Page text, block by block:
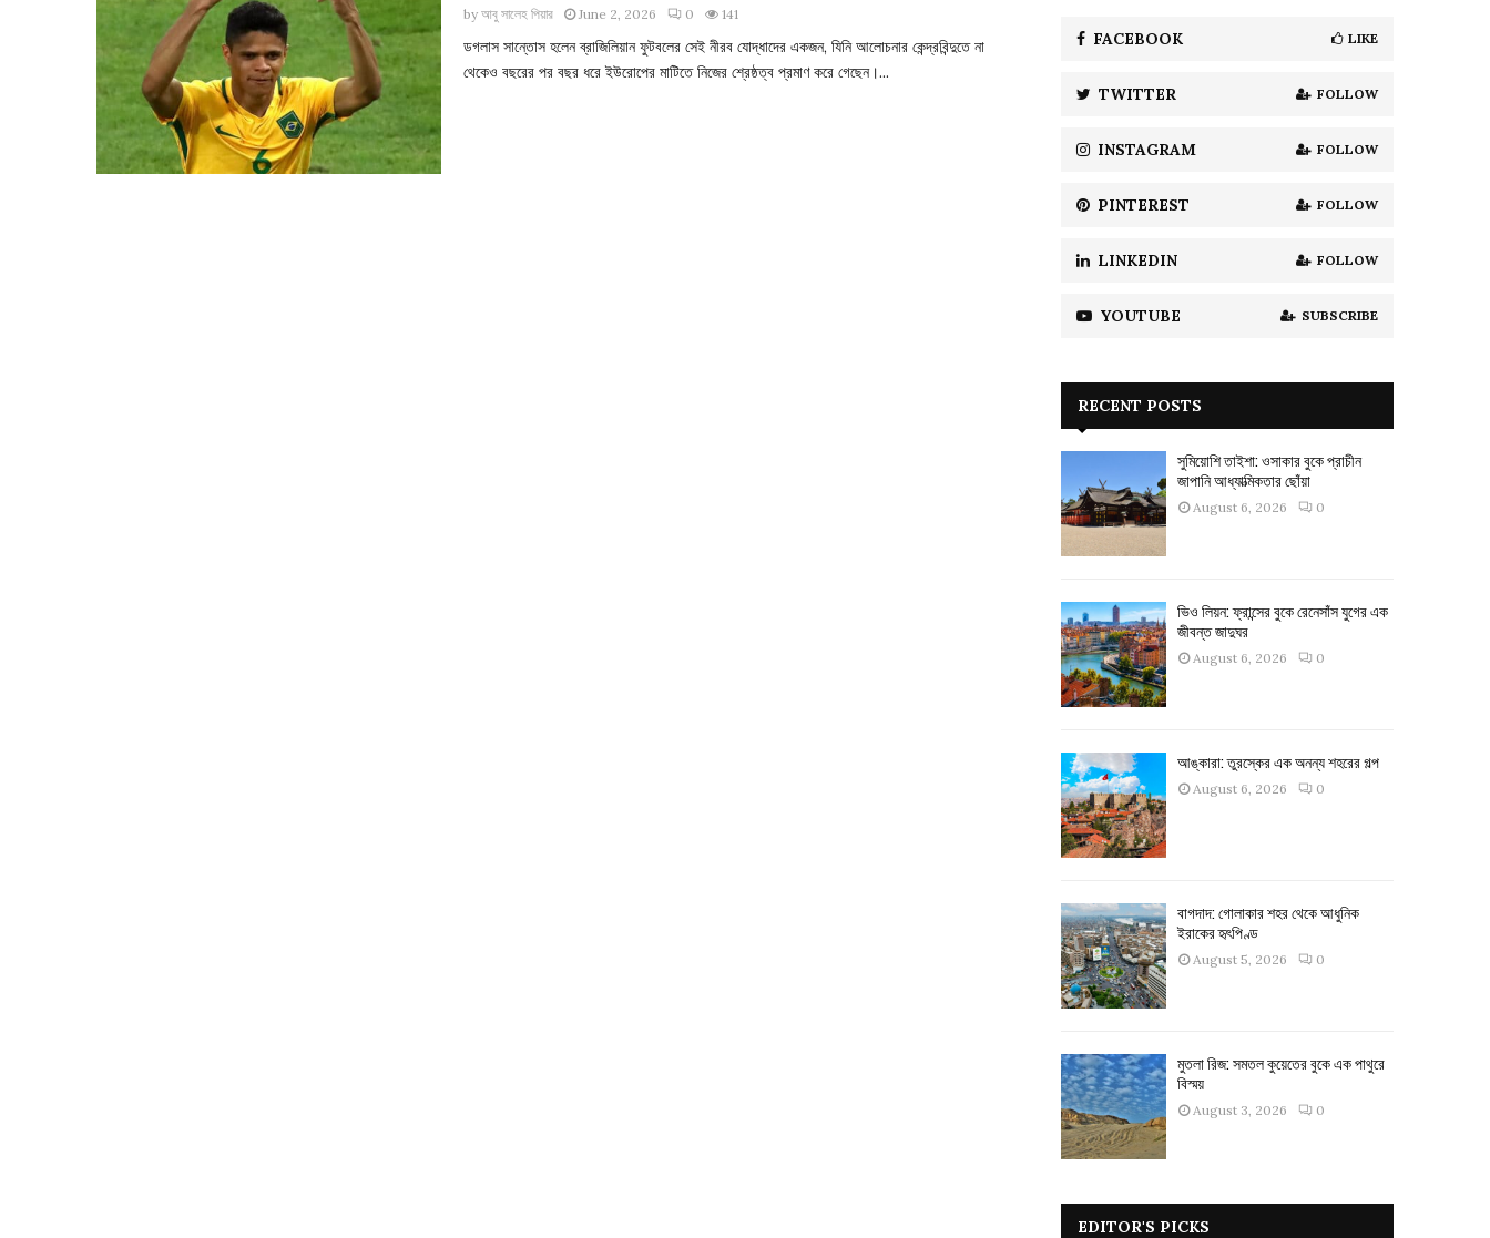
byআবু সালেহ পিয়ার June 2, 2026 0 141
ডগলাস সান্তোস হলেন ব্রাজিলিয়ান ফুটবলের সেই নীরব যোদ্ধাদের একজন, যিনি আলোচনার কেন্দ্রবিন্দুতে না
থেকেও বছরের পর বছর ধরে ইউরোপের মাটিতে নিজের শ্রেষ্ঠত্ব প্রমাণ করে গেছেন।...
C
H
FACEBOOK LIKE
TWITTER FOLLOW
INSTAGRAM FOLLOW
PINTEREST FOLLOW
LINKEDIN FOLLOW
YOUTUBE SUBSCRIBE
RECENT POSTS
সুমিয়োশি তাইশা: ওসাকার বুকে প্রাচীন
জাপানি আধ্যাত্মিকতার ছোঁয়া
August 6, 2026 0
ভিও লিয়ন: ফ্রান্সের বুকে রেনেসাঁস যুগের এক
জীবন্ত জাদুঘর
August 6, 2026 0
আঙ্কারা: তুরস্কের এক অনন্য শহরের গল্প
August 6, 2026 0
বাগদাদ: গোলাকার শহর থেকে আধুনিক
ইরাকের হৃৎপিণ্ড
August 5, 2026 0
মুতলা রিজ: সমতল কুয়েতের বুকে এক পাথুরে
বিস্ময়
August 3, 2026 0
EDITOR'S PICKS